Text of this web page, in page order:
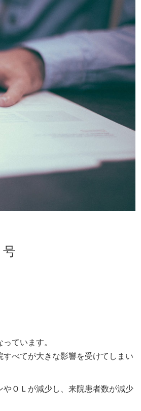
ています。
べてが大きな影響を受けてしまい
ＯＬが減少し、来院患者数が減少